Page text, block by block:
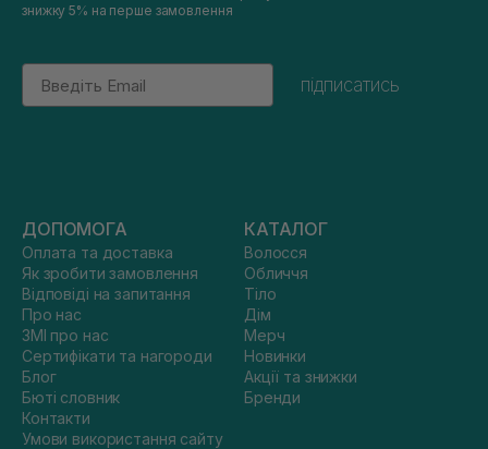
знижку 5% на перше замовлення
Email
підписатись
ДОПОМОГА
Оплата та доставка
Як зробити замовлення
Відповіді на запитання
Про нас
ЗМІ про нас
Сертифікати та нагороди
Блог
Бюті словник
Контакти
Умови використання сайту
КАТАЛОГ
Волосся
Обличчя
Тіло
Дім
Мерч
Новинки
Акції та знижки
Бренди